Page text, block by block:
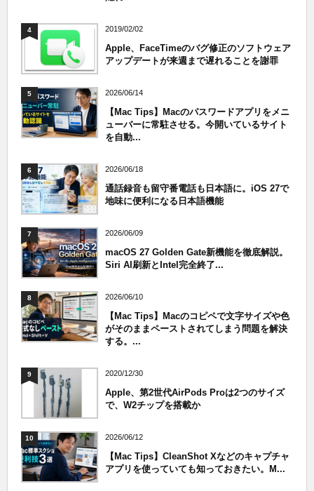
4 2019/02/02
Apple、FaceTimeのバグ修正のソフトウェア
アップデートが来週まで遅れることを謝罪
5 2026/06/14
【Mac Tips】Macのパスワードアプリをメニ
ューバーに常駐させる。今開いているサイト
を自動...
6 2026/06/18
通話録音も留守番電話も日本語に。iOS 27で
地味に便利になる日本語機能
7 2026/06/09
macOS 27 Golden Gate新機能を徹底解説。
Siri AI刷新とIntel完全終了...
8 2026/06/10
【Mac Tips】Macのコピペで文字サイズや色
がそのままペーストされてしまう問題を解決
する。...
9 2020/12/30
Apple、第2世代AirPods Proは2つのサイズ
で、W2チップを搭載か
10 2026/06/12
【Mac Tips】CleanShot Xなどのキャプチャ
アプリを使っていても知っておきたい。M...